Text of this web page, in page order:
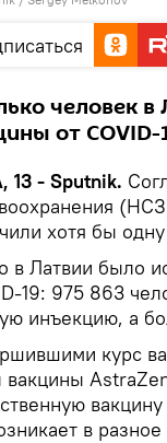
человек
от
13 - Sputnik.
хотя бы
в Латвии было
19: 975 863
инъекцию, а
курс
вакцины
в